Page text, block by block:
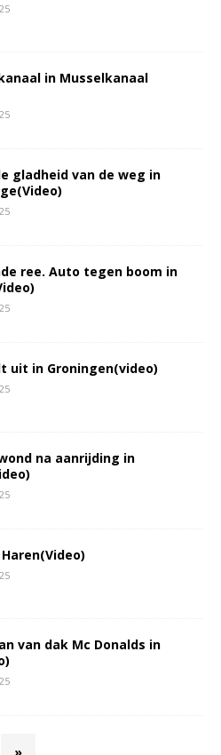
in Musselkanaal
gladheid van de weg in
ree. Auto tegen boom in
uit in Groningen(video)
na aanrijding in
van dak Mc Donalds in